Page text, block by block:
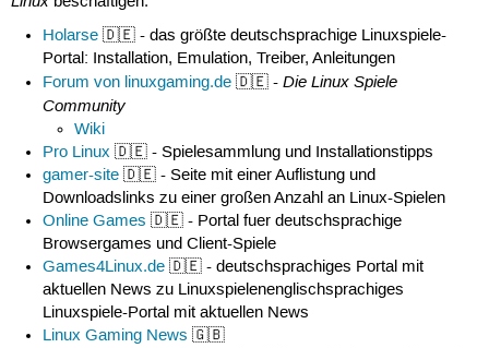
Holarse 🇩🇪 - das größte deutschsprachige Linuxspiele-
Portal: Installation, Emulation, Treiber, Anleitungen
Forum von linuxgaming.de 🇩🇪 -Die Linux Spiele
Community
Wiki
Pro Linux 🇩🇪 - Spielesammlung und Installationstipps
gamer-site 🇩🇪 - Seite mit einer Auflistung und
Downloadslinks zu einer großen Anzahl an Linux-Spielen
Online Games 🇩🇪 - Portal fuer deutschsprachige
Browsergames und Client-Spiele
Games4Linux.de 🇩🇪 - deutschsprachiges Portal mit
aktuellen News zu Linuxspielenenglischsprachiges
Linuxspiele-Portal mit aktuellen News
Linux Gaming News 🇬🇧